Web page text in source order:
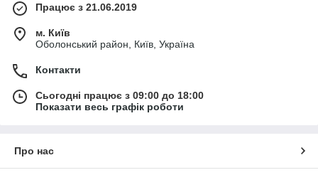
Працює з 21.06.2019
м. Київ
Оболонський район, Київ, Україна
Контакти
Сьогодні працює з 09:00 до 18:00
Показати весь графік роботи
Про нас